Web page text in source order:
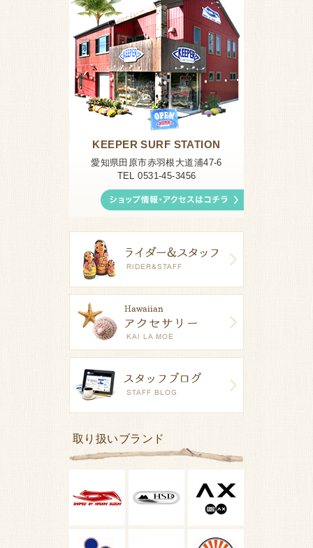
KEEPER SURF STATION
愛知県田原市赤羽根大道浦47-6
TEL 0531-45-3456
取り扱いブランド